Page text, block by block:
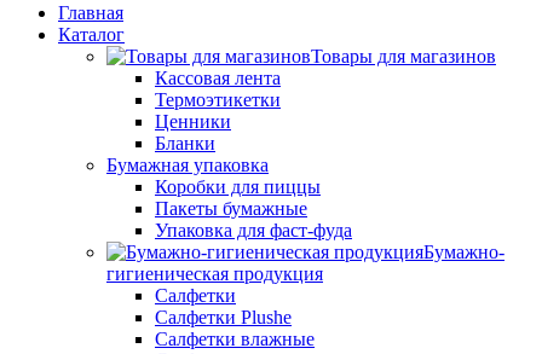
Главная
Каталог
Товары для магазинов
Кассовая лента
Термоэтикетки
Ценники
Бланки
Бумажная упаковка
Коробки для пиццы
Пакеты бумажные
Упаковка для фаст-фуда
Бумажно-
гигиеническая продукция
Салфетки
Салфетки Plushe
Салфетки влажные